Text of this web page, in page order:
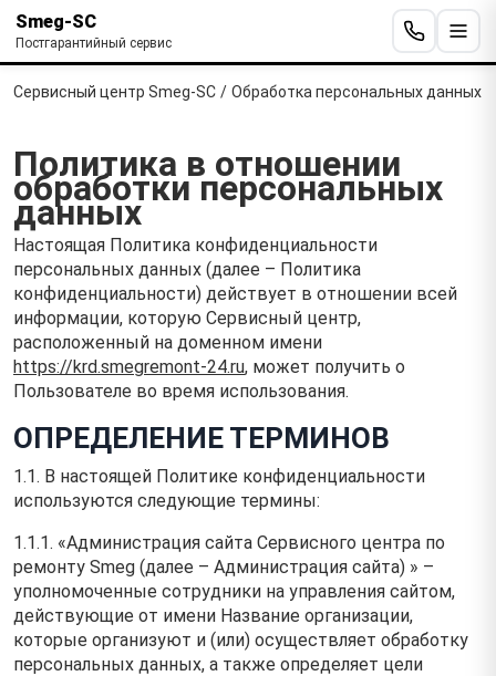
Smeg-SC
Постгарантийный сервис
Сервисный центр Smeg-SC / Обработка персональных данных
Политика в отношении
обработки персональных
данных
Настоящая Политика конфиденциальности
персональных данных (далее – Политика
конфиденциальности) действует в отношении всей
информации, которую Сервисный центр,
расположенный на доменном имени
https://krd.smegremont-24.ru, может получить о
Пользователе во время использования.
ОПРЕДЕЛЕНИЕ ТЕРМИНОВ
1.1. В настоящей Политике конфиденциальности
используются следующие термины:
1.1.1. «Администрация сайта Сервисного центра по
ремонту Smeg (далее – Администрация сайта) » –
уполномоченные сотрудники на управления сайтом,
действующие от имени Название организации,
которые организуют и (или) осуществляет обработку
персональных данных, а также определяет цели